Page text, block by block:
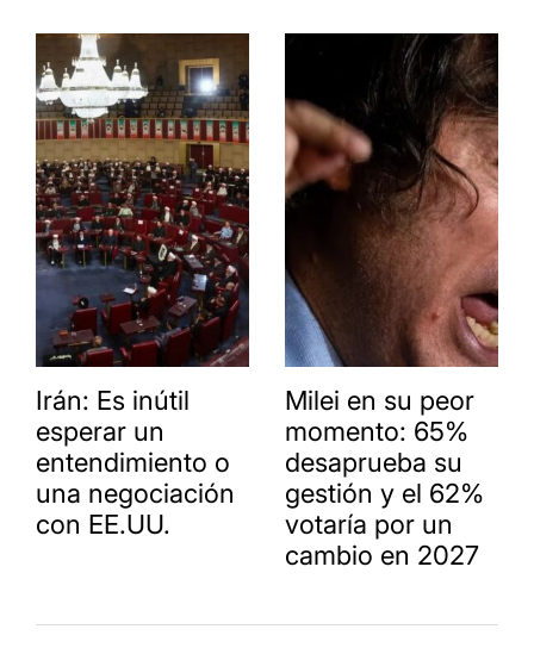
Irán: Es inútil
esperar un
entendimiento o
una negociación
con EE.UU.
Milei en su peor
momento: 65%
desaprueba su
gestión y el 62%
votaría por un
cambio en 2027